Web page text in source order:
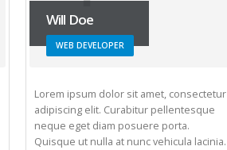
Will Doe
WEB DEVELOPER
Lorem ipsum dolor sit amet, consectetur
adipiscing elit. Curabitur pellentesque
neque eget diam posuere porta.
Quisque ut nulla at nunc vehicula lacinia.